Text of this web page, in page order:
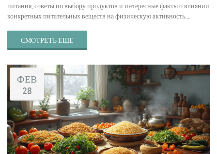
питания, советы по выбору продуктов и интересные факты о влиянии
конкретных питательных веществ на физическую активность.
сбалансированного рациона. Узнайте, как улучшить свои показатели
и оставаться в тонусе.
СМОТРЕТЬ ЕЩЕ
ФЕВ
28